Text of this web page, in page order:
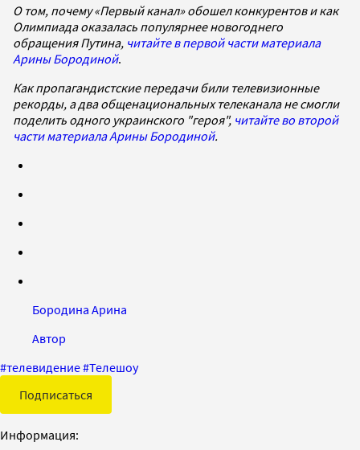
О том, почему «Первый канал» обошел конкурентов и как
Олимпиада оказалась популярнее новогоднего
обращения Путина, читайте в первой части материала
Арины Бородиной.
Как пропагандистские передачи били телевизионные
рекорды, а два общенациональных телеканала не смогли
поделить одного украинского "героя", читайте во второй
части материала Арины Бородиной.
Бородина Арина
Автор
#телевидение#Телешоу
Подписаться
Информация: